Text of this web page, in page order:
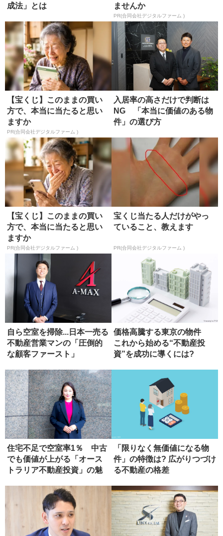
成法」とは
ませんか
PR(合同会社デジタルファーム )
【宝くじ】このままの買い
方で、本当に当たると思い
ますか
PR(合同会社デジタルファーム )
入居率の高さだけで判断は
NG 「本当に価値のある物
件」の選び方
【宝くじ】このままの買い
方で、本当に当たると思い
ますか
PR(合同会社デジタルファーム )
宝くじ当たる人だけがやっ
ていること、教えます
PR(合同会社デジタルファーム )
自ら空室を掃除...日本一売る
不動産営業マンの「圧倒的
な顧客ファースト」
価格高騰する東京の物件
これから始める“不動産投
資”を成功に導くには?
住宅不足で空室率1％ 中古
でも価値が上がる「オース
トラリア不動産投資」の魅
「限りなく無価値になる物
件」の特徴は? 広がりつづけ
る不動産の格差